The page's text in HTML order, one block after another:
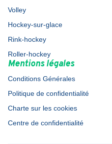
Volley
Hockey-sur-glace
Rink-hockey
Roller-hockey
Mentions légales
Conditions Générales
Politique de confidentialité
Charte sur les cookies
Centre de confidentialité